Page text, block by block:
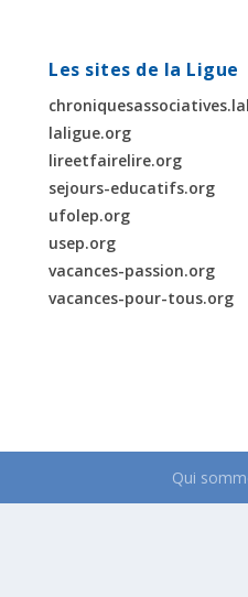
Les sites de la Ligue
laligue.org
lireetfairelire.org
sejours-educatifs.org
ufolep.org
usep.org
vacances-passion.org
vacances-pour-tous.org
Qui